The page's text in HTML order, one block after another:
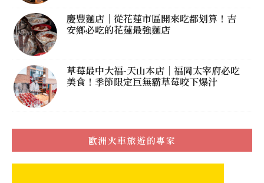
慶豐麵店｜從花蓮市區開來吃都划算！吉
安鄉必吃的花蓮最強麵店
草莓最中大福-天山本店｜福岡太宰府必吃
美食！季節限定巨無霸草莓咬下爆汁
歐洲火車旅遊的專家